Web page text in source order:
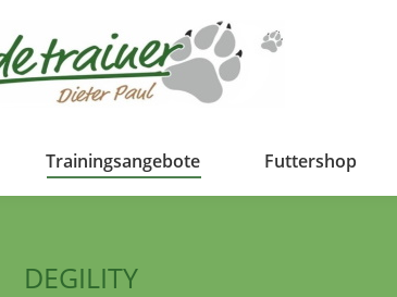
Trainingsangebote Futtershop
DEGILITY